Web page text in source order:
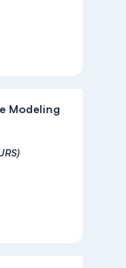
Modeling